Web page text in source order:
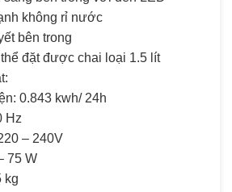
không rỉ nước
bên trong
đặt được chai loại 1.5 lít
0.843 kwh/ 24h
Hz
– 240V
75 W
kg